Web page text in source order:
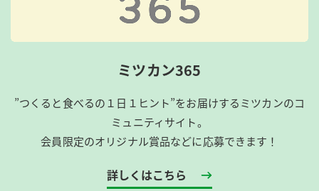
ミツカン365
”つくると食べるの１日１ヒント”をお届けするミツカンのコ
ミュニティサイト。
会員限定のオリジナル賞品などに応募できます！
詳しくはこちら